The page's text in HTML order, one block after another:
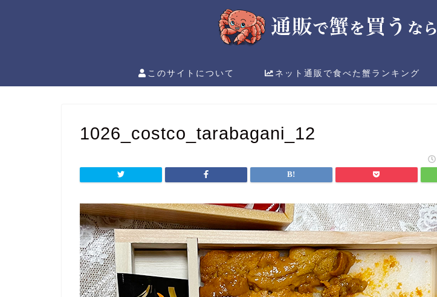
このサイトについて ネット通販で食べた蟹ランキング
1026_costco_tarabagani_12